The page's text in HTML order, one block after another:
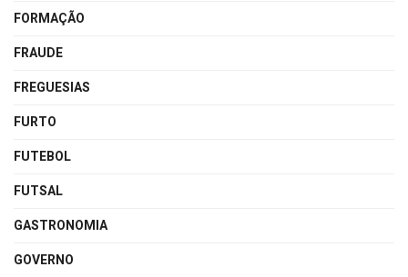
FORMAÇÃO
FRAUDE
FREGUESIAS
FURTO
FUTEBOL
FUTSAL
GASTRONOMIA
GOVERNO